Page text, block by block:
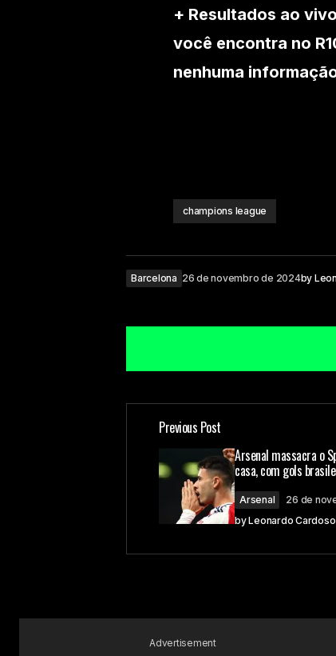
+ Resultados ao
você encontra no
nenhuma
champions league
Barcelona 26 de novembro de 2024by
O seu endereço de e-mail
Comment*
Submit Comment
Previous Post
Arsenal massacra o
casa, com gols
Arsenal
26 de
byLeonardo Cardoso
Advertisement